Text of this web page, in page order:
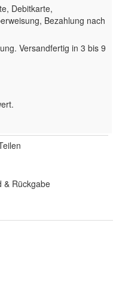
Debitkarte,
Bezahlung nach
Versandfertig in 3 bis 9
& Rückgabe